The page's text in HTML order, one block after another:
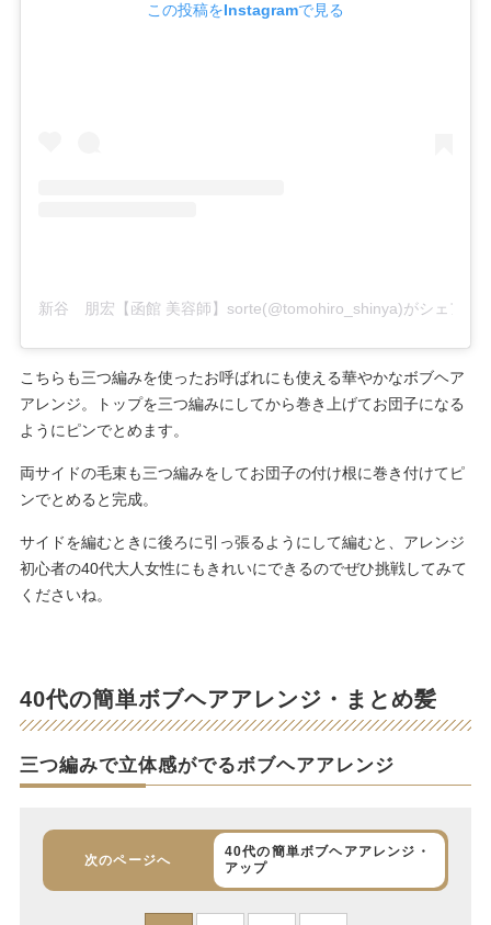
この投稿をInstagramで見る
新谷 朋宏【函館 美容師】sorte(@tomohiro_shinya)がシェアし
こちらも三つ編みを使ったお呼ばれにも使える華やかなボブヘア
アレンジ。トップを三つ編みにしてから巻き上げてお団子になる
ようにピンでとめます。
両サイドの毛束も三つ編みをしてお団子の付け根に巻き付けてピ
ンでとめると完成。
サイドを編むときに後ろに引っ張るようにして編むと、アレンジ
初心者の40代大人女性にもきれいにできるのでぜひ挑戦してみて
くださいね。
40代の簡単ボブヘアアレンジ・まとめ髪
三つ編みで立体感がでるボブヘアアレンジ
次のページへ
40代の簡単ボブヘアアレンジ・
アップ